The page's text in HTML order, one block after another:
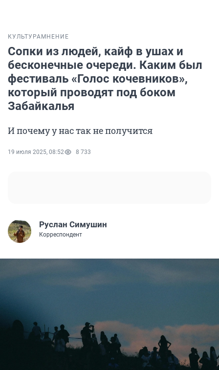
КУЛЬТУРА МНЕНИЕ
Сопки из людей, кайф в ушах и
бесконечные очереди. Каким был
фестиваль «Голос кочевников»,
который проводят под боком
Забайкалья
И почему у нас так не получится
19 июля 2025, 08:52 8 733
Руслан Симушин
Корреспондент